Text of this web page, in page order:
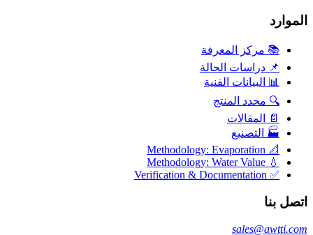
الموارد
📚 مركز المعرفة
📌 دراسات الحالة
📊 البيانات الفنية
🔍 محدد المنتج
📄 المقالات
🏭 التصنيع
📐 Methodology: Evaporation
💧 Methodology: Water Value
✅ Verification & Documentation
اتصل بنا
sales@awtti.com